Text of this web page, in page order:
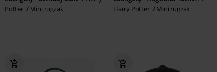
Potter
Mini rugzak
Harry Potter
Mini rugzak